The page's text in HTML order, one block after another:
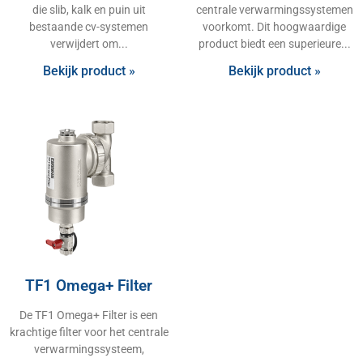
die slib, kalk en puin uit
bestaande cv-systemen
verwijdert om
Bekijk product »
centrale verwarmingssystemen
voorkomt. Dit hoogwaardige
product biedt een superieure
Bekijk product »
TF1 Omega+ Filter
De TF1 Omega+ Filter is een
krachtige filter voor het centrale
verwarmingssysteem,